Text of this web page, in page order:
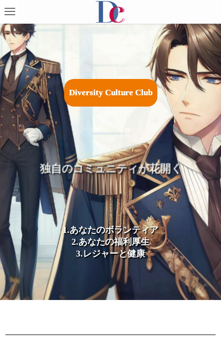
Diversity Culture Club
広がる祭りやイベントで
1.あなたのボランティア
2.あなたの福利厚生
3.レジャーと健康